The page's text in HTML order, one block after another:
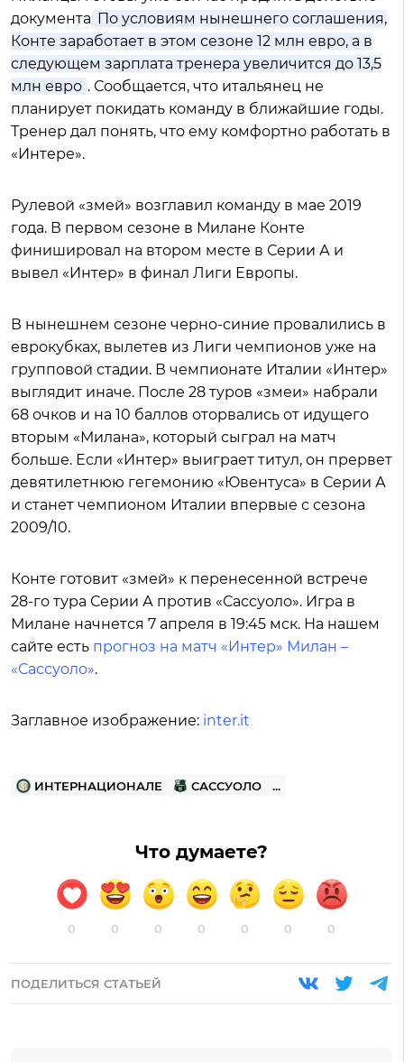
документа. По условиям нынешнего соглашения,
Конте заработает в этом сезоне 12 млн евро, а в
следующем зарплата тренера увеличится до 13,5
млн евро . Сообщается, что итальянец не
планирует покидать команду в ближайшие годы.
Тренер дал понять, что ему комфортно работать в
«Интере».
Рулевой «змей» возглавил команду в мае 2019
года. В первом сезоне в Милане Конте
финишировал на втором месте в Серии А и
вывел «Интер» в финал Лиги Европы.
В нынешнем сезоне черно-синие провалились в
еврокубках, вылетев из Лиги чемпионов уже на
групповой стадии. В чемпионате Италии «Интер»
выглядит иначе. После 28 туров «змеи» набрали
68 очков и на 10 баллов оторвались от идущего
вторым «Милана», который сыграл на матч
больше. Если «Интер» выиграет титул, он прервет
девятилетнюю гегемонию «Ювентуса» в Серии А
и станет чемпионом Италии впервые с сезона
2009/10.
Конте готовит «змей» к перенесенной встрече
28-го тура Серии А против «Сассуоло». Игра в
Милане начнется 7 апреля в 19:45 мск. На нашем
сайте есть прогноз на матч «Интер» Милан –
«Сассуоло».
Заглавное изображение: inter.it
ИНТЕРНАЦИОНАЛЕ САССУОЛО ...
Что думаете?
0 0 0 0 0 0 0
ПОДЕЛИТЬСЯ СТАТЬЕЙ